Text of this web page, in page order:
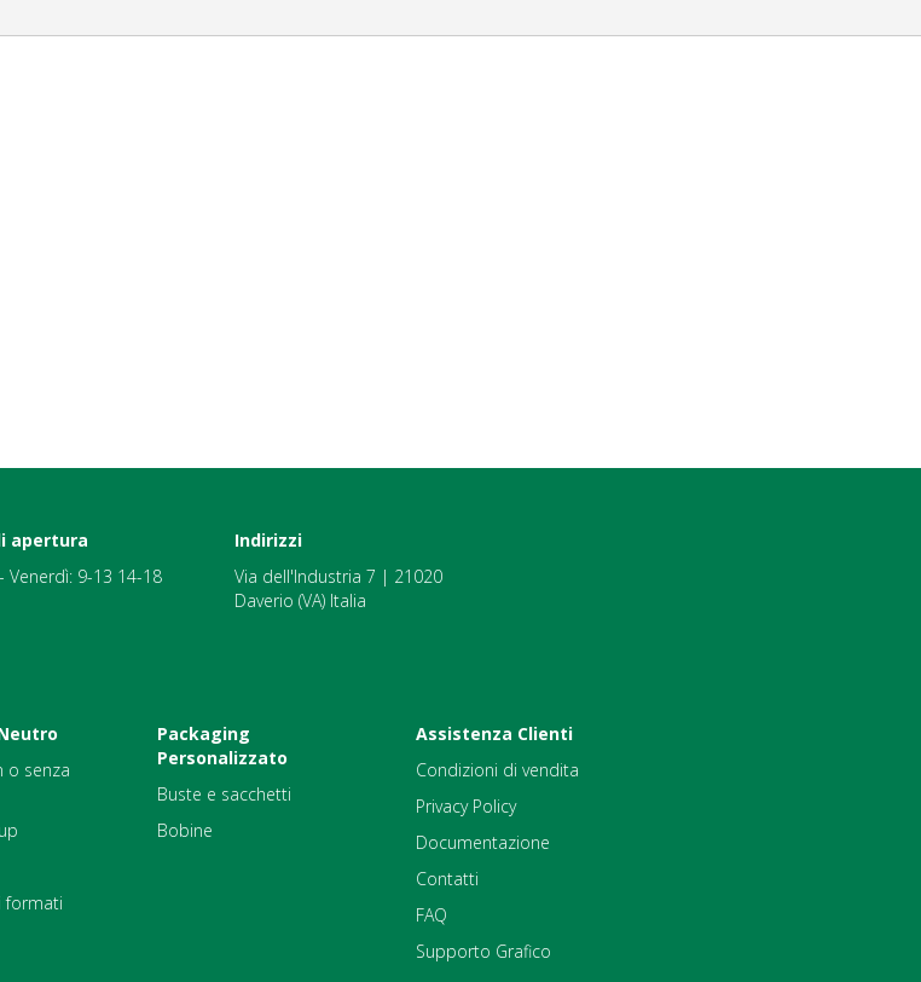
apertura
Venerdì: 9-13 14-18
Indirizzi
Via dell'Industria 7 | 21020
Daverio (VA) Italia
o senza
formati
Packaging
Personalizzato
Buste e sacchetti
Bobine
Assistenza Clienti
Condizioni di vendita
Privacy Policy
Documentazione
Contatti
FAQ
Supporto Grafico